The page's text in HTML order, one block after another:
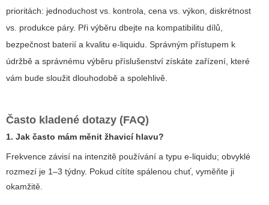
prioritách: jednoduchost vs. kontrola, cena vs. výkon, diskrétnost
vs. produkce páry. Při výběru dbejte na kompatibilitu dílů,
bezpečnost baterií a kvalitu e-liquidu. Správným přístupem k
údržbě a správnému výběru příslušenství získáte zařízení, které
vám bude sloužit dlouhodobě a spolehlivě.
Často kladené dotazy (FAQ)
1. Jak často mám měnit žhavicí hlavu?
Frekvence závisí na intenzitě používání a typu e-liquidu; obvyklé
rozmezí je 1–3 týdny. Pokud cítíte spálenou chuť, vyměňte ji
okamžitě.